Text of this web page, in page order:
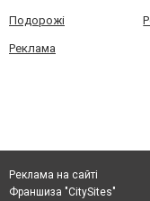
Подорожі
Реклама
Реклама на сайті
Франшиза "CitySites"